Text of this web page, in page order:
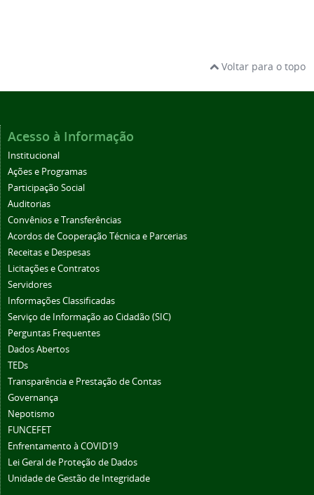
Voltar para o topo
Acesso à Informação
Institucional
Ações e Programas
Participação Social
Auditorias
Convênios e Transferências
Acordos de Cooperação Técnica e Parcerias
Receitas e Despesas
Licitações e Contratos
Servidores
Informações Classificadas
Serviço de Informação ao Cidadão (SIC)
Perguntas Frequentes
Dados Abertos
TEDs
Transparência e Prestação de Contas
Governança
Nepotismo
FUNCEFET
Enfrentamento à COVID19
Lei Geral de Proteção de Dados
Unidade de Gestão de Integridade